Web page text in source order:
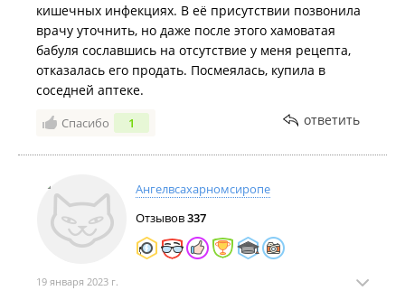
кишечных инфекциях. В её присутствии позвонила
врачу уточнить, но даже после этого хамоватая
бабуля сославшись на отсутствие у меня рецепта,
отказалась его продать. Посмеялась, купила в
соседней аптеке.
Спасибо 1 ответить
Ангелвсахарномсиропе
Отзывов337
19 января 2023 г.